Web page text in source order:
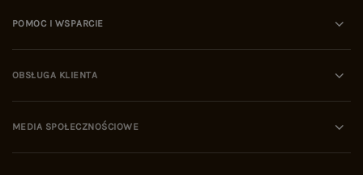
POMOC I WSPARCIE
OBSŁUGA KLIENTA
MEDIA SPOŁECZNOŚCIOWE